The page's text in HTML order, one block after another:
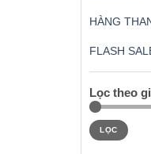
HÀNG
FLASH
Lọc theo
Giá
tối
thiểu
Giá
tối
đa
LỌC